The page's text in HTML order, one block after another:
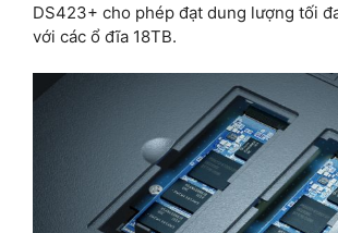
DS423+ cho phép đạt dung lượng tối
với các ổ đĩa 18TB.